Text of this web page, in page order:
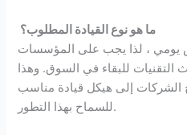
ما هو نوع القيادة المطلوب؟
يومي ، لذا يجب على المؤسسات
التقنيات للبقاء في السوق. وهذا
الشركات إلى هيكل قيادة مناسب
للسماح بهذا التطور.